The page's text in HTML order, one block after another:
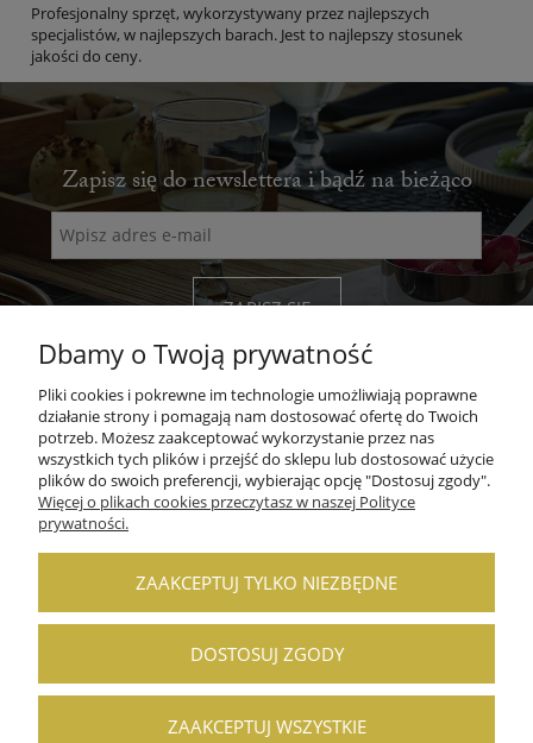
Profesjonalny sprzęt, wykorzystywany przez najlepszych
specjalistów, w najlepszych barach. Jest to najlepszy stosunek
jakości do ceny.
Zapisz się do newslettera i bądź na bieżąco
ZAPISZ SIĘ
POMOC
PŁATNOŚCI I DOSTAWA
INFORMACJE
O NAS
Dbamy o Twoją prywatność
Pliki cookies i pokrewne im technologie umożliwiają poprawne
działanie strony i pomagają nam dostosować ofertę do Twoich
potrzeb. Możesz zaakceptować wykorzystanie przez nas
wszystkich tych plików i przejść do sklepu lub dostosować użycie
plików do swoich preferencji, wybierając opcję "Dostosuj zgody".
Więcej o plikach cookies przeczytasz w naszej Polityce
prywatności.
ZAAKCEPTUJ TYLKO NIEZBĘDNE
DOSTOSUJ ZGODY
ZAAKCEPTUJ WSZYSTKIE